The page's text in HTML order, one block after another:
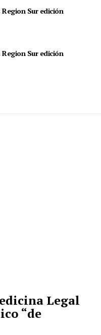
Sur edición
Sur edición
Legal
“de